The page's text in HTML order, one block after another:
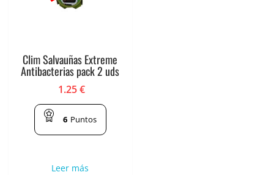
Clim Salvauñas Extreme
Antibacterias pack 2 uds
1.25€
6 Puntos
Leer más